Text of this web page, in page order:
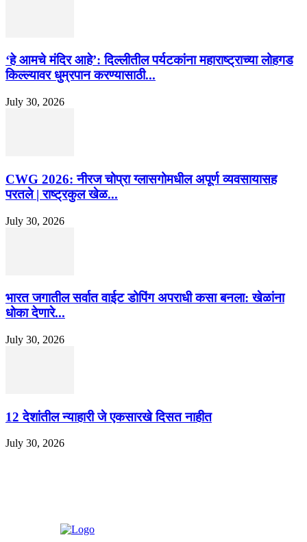
‘हे आमचे मंदिर आहे’: दिल्लीतील पर्यटकांना महाराष्ट्राच्या लोहगड
किल्ल्यावर धुम्रपान करण्यासाठी...
July 30, 2026
CWG 2026: नीरज चोप्रा ग्लासगोमधील अपूर्ण व्यवसायासह
परतले | राष्ट्रकुल खेळ...
July 30, 2026
भारत जगातील सर्वात वाईट डोपिंग अपराधी कसा बनला: खेळांना
धोका देणारे...
July 30, 2026
12 देशांतील न्याहारी जे एकसारखे दिसत नाहीत
July 30, 2026